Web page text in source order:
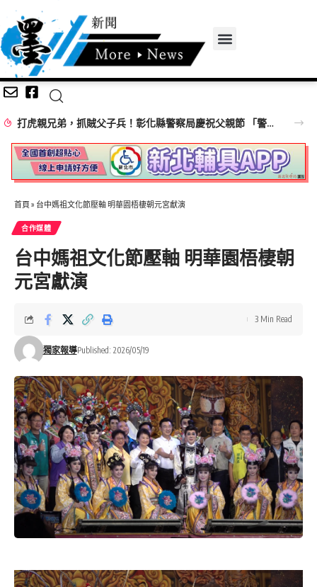
打虎親兄弟，抓賊父子兵！彰化縣警察局慶祝父親節 「警察父子、父女檔」 同台接受「全身大臨檢」按摩笑翻全場
首頁 » 台中媽祖文化節壓軸 明華園梧棲朝元宮獻演
合作媒體
台中媽祖文化節壓軸 明華園梧棲朝
元宮獻演
獨家報導Published: 2026/05/19
3 Min Read